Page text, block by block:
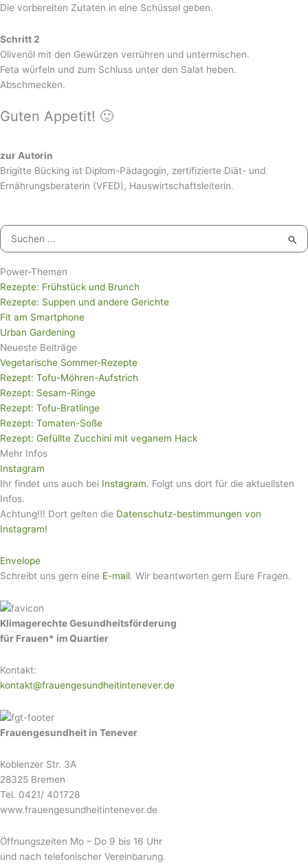
Die vorbereiten Zutaten in eine Schüssel geben.
Schritt 2
Olivenöl mit den Gewürzen verrühren und untermischen.
Feta würfeln und zum Schluss unter den Salat heben.
Abschmecken.
Guten Appetit! 🙂
zur Autorin
Brigitte Bücking ist Diplom-Pädagogin, zertifizierte Diät- und
Ernährungsberaterin (VFED), Hauswirtschaftsleiterin.
Suchen
nach:
Power-Themen
Rezepte: Frühstück und Brunch
Rezepte: Suppen und andere Gerichte
Fit am Smartphone
Urban Gardening
Neueste Beiträge
Vegetarische Sommer-Rezepte
Rezept: Tofu-Möhren-Aufstrich
Rezept: Sesam-Ringe
Rezept: Tofu-Bratlinge
Rezept: Tomaten-Soße
Rezept: Gefüllte Zucchini mit veganem Hack
Mehr Infos
Instagram
Ihr findet uns auch bei Instagram. Folgt uns dort für die aktuellsten
Infos.
Achtung!!! Dort gelten die Datenschutz-bestimmungen von
Instagram!
Envelope
Schreibt uns gern eine E-mail. Wir beantworten gern Eure Fragen.
Klimagerechte Gesundheitsförderung
für Frauen* im Quartier
Kontakt:
kontakt@frauengesundheitintenever.de
Frauengesundheit in Tenever
Koblenzer Str. 3A
28325 Bremen
Tel. 0421/ 401728
www.frauengesundheitintenever.de
Öffnungszeiten Mo – Do 9 bis 16 Uhr
und nach telefonischer Vereinbarung.